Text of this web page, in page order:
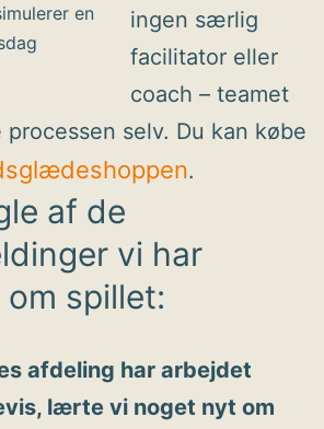
en
ingen særlig
facilitator eller
coach – teamet
selv. Du kan købe
.
af de
vi har
spillet:
afdeling har arbejdet
lærte vi noget nyt om